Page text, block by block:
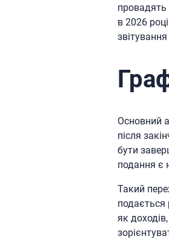
провадять
в 2026
Основний
після
бути
подання є
Такий
подається
як